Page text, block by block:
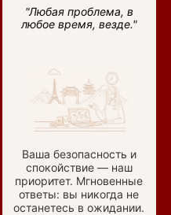
"Любая проблема, в
любое время, везде."
Ваша безопасность и
спокойствие — наш
приоритет. Мгновенные
ответы: вы никогда не
останетесь в ожидании.